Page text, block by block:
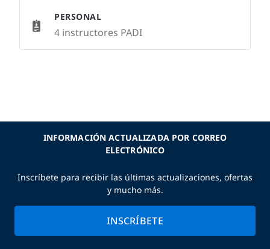
PERSONAL
4 instructores PADI
INFORMACIÓN ACTUALIZADA POR CORREO
ELECTRÓNICO
Inscríbete para recibir las últimas actualizaciones, ofertas
y mucho más.
INSCRÍBETE